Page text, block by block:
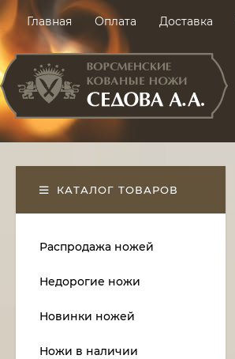
Главная Оплата Доставка
КАТАЛОГ ТОВАРОВ
Распродажа ножей
Недорогие ножи
Новинки ножей
Ножи в наличии